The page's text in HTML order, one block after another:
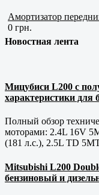
Амортизатор
0 грн.
Новостная лента
Мицубиси L200 с
характеристики для
Полный обзор
моторами: 2.4L 16V
(181 л.с.), 2.5L TD
Mitsubishi L200
бензиновый и